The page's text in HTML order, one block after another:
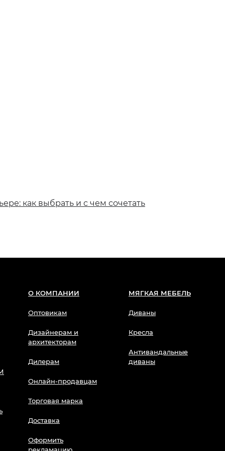
как выбрать и с чем сочетать
О КОМПАНИИ
Оптовикам
Дизайнерам и
архитекторам
Дилерам
Онлайн-продавцам
Торговая марка
Доставка
Оформить
МЯГКАЯ МЕБЕЛЬ
Диваны
Кресла
Антивандальные
диваны